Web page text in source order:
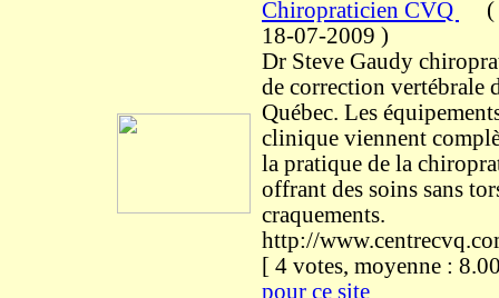
Chiropraticien CVQ (
18-07-2009 )
Dr Steve Gaudy
de correction vertébrale
Québec. Les
clinique viennent
la pratique de la
offrant des soins sans
craquements.
http://
[ 4 votes, moyenne :
pour ce site